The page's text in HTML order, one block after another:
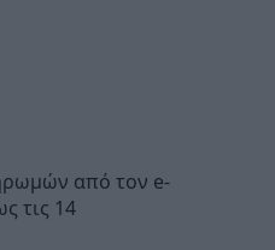
από τον e-
τις 14